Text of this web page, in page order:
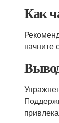
Как
начните